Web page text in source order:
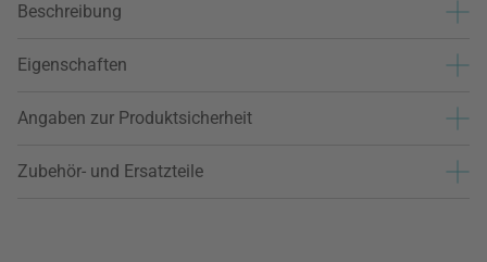
Beschreibung
Eigenschaften
Angaben zur Produktsicherheit
Zubehör- und Ersatzteile